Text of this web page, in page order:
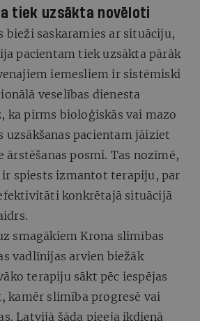
tiek uzsākta novēloti
bieži saskaramies ar situāciju,
pacientam tiek uzsākta pārāk
iemesliem ir sistēmiski
veselības dienesta
ka pirms bioloģiskās vai mazo
pacientam jāiziet
ārstēšanas posmi. Tas nozīmē,
ir spiests izmantot terapiju, par
konkrētajā situācijā
smagākiem Krona slimības
vadlīnijas arvien biežāk
terapiju sākt pēc iespējas
kamēr slimība progresē vai
Latvijā šāda pieeja ikdienā